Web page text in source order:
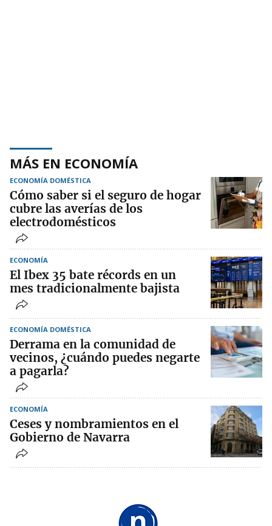
MÁS EN ECONOMÍA
ECONOMÍA DOMÉSTICA
Cómo saber si el seguro de hogar
cubre las averías de los
electrodomésticos
ECONOMÍA
El Ibex 35 bate récords en un
mes tradicionalmente bajista
ECONOMÍA DOMÉSTICA
Derrama en la comunidad de
vecinos, ¿cuándo puedes negarte
a pagarla?
ECONOMÍA
Ceses y nombramientos en el
Gobierno de Navarra